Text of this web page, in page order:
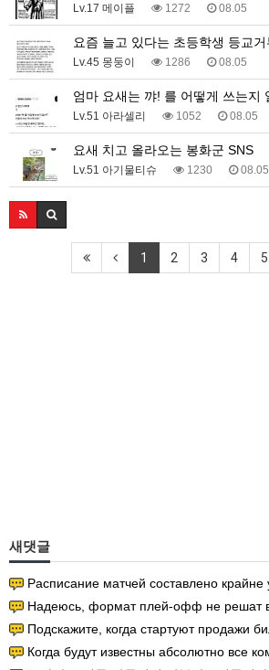
Lv.17 메이플 1272 08.05
요즘 늘고 있다는 초등학생 등교거
Lv.45 몽둥이 1286 08.05
엄마 요새는 꺄! 를 어떻게 쓰는지
Lv.51 아라셀리 1052 08.05
요새 치고 올라오는 봉화군 SNS
Lv.51 아기물티슈 1230 08.05
1 2 3 4 5
새댓글
Расписание матчей составлено крайне удобно
Надеюсь, формат плей-офф не решат внезапно
Подскажите, когда стартуют продажи билетов
Когда будут известны абсолютно все команды